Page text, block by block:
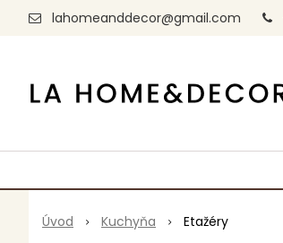
lahomeanddecor@gmail.com
Úvod Kuchyňa Etažéry